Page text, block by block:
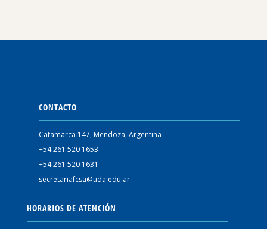
CONTACTO
Catamarca 147, Mendoza, Argentina
+54 261 520 1653
+54 261 520 1631
secretariafcsa@uda.edu.ar
HORARIOS DE ATENCIÓN